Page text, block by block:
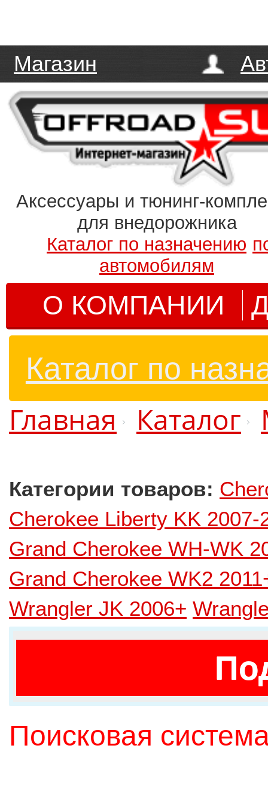
Магазин
Аксессуары и тюнинг-
для внедорожника
Каталог по назначению
автомобилям
О КОМПАНИИ
Каталог по
Главная Каталог
Категории товаров:
Cherokee Liberty KK 2007-
Grand Cherokee WH-WK
Grand Cherokee WK2
Wrangler JK 2006+
Поисковая